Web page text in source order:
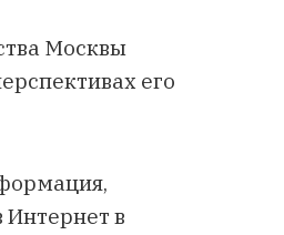
Москвы
его
в